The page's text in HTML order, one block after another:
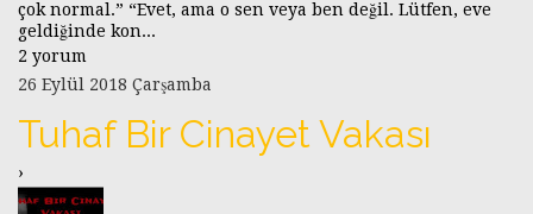
çok normal.” “Evet, ama o sen veya ben değil. Lütfen, eve
geldiğinde kon...
2 yorum
26 Eylül 2018 Çarşamba
Tuhaf Bir Cinayet Vakası
›